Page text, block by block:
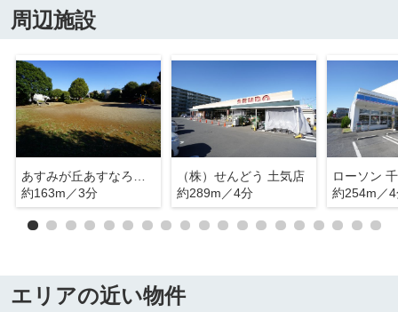
周辺施設
約163m／3分
（株）せんどう 土気店
約289m／4分
約254m／
エリアの近い物件